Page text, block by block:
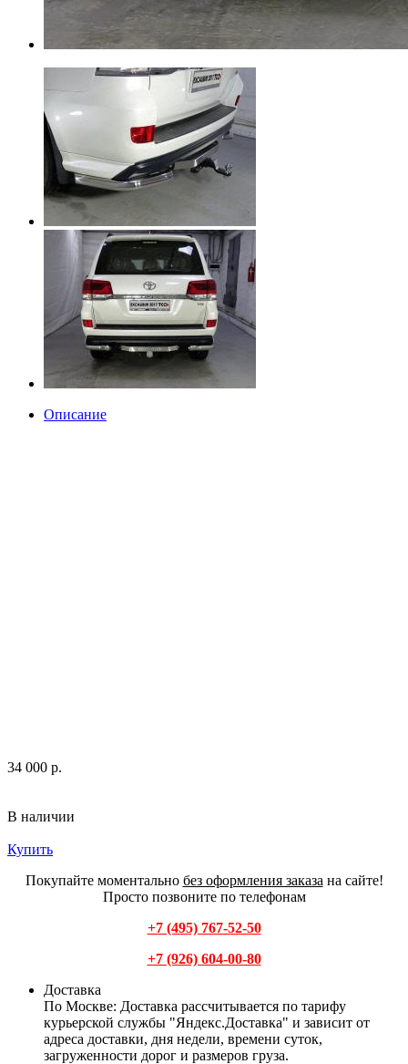
Описание
34 000 р.
В наличии
Купить
Покупайте моментально без оформления заказа на сайте!
Просто позвоните по телефонам
+7 (495) 767-52-50
+7 (926) 604-00-80
Доставка
По Москве: Доставка рассчитывается по тарифу
курьерской службы "Яндекс.Доставка" и зависит от
адреса доставки, дня недели, времени суток,
загруженности дорог и размеров груза.